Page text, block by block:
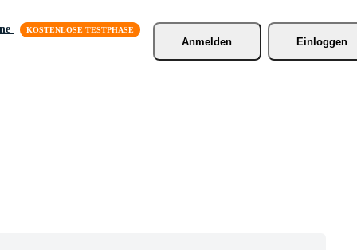
Anmelden
Einloggen